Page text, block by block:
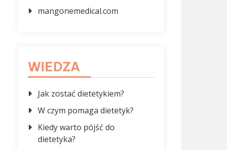
mangonemedical.com
WIEDZA
Jak zostać dietetykiem?
W czym pomaga dietetyk?
Kiedy warto pójść do
dietetyka?